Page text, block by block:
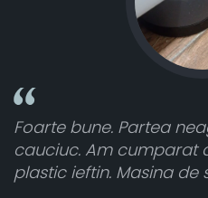
Foarte bune. Partea
cauciuc. Am cumparat
plastic ieftin. Masina